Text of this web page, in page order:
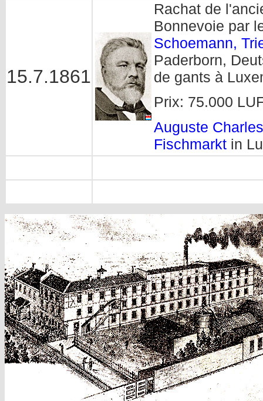
15.7.1861
Rachat de
Bonnevoie par
Schoemann,
Paderborn,
de gants à
Prix: 75.000
Auguste
Fischmarkt in